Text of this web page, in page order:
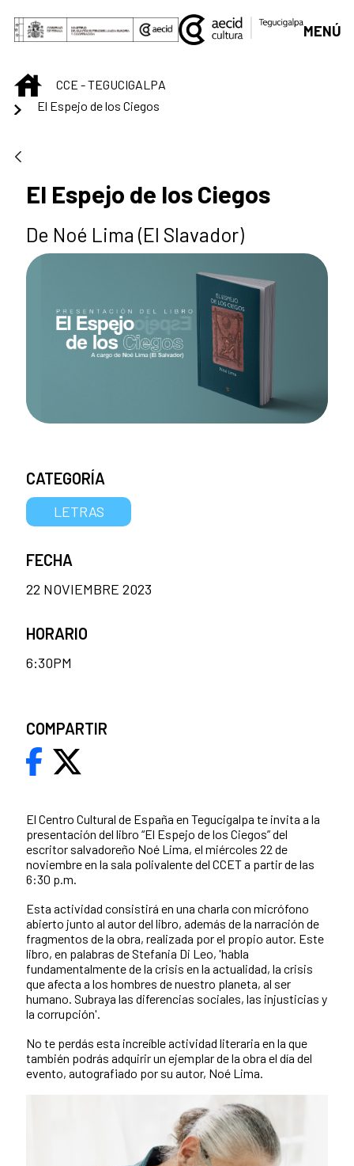
Saltar al contenido principal
MENÚ
INICIOCCE - TEGUCIGALPA
El Espejo de los Ciegos
El Espejo de los Ciegos
De Noé Lima (El Slavador)
El Centro Cultural de España en Tegucigalpa te invita a la
presentación del libro “El Espejo de los Ciegos” del
escritor salvadoreño Noé Lima, el miércoles 22 de
noviembre en la sala polivalente del CCET a partir de las
6:30 p.m.
Esta actividad consistirá en una charla con micrófono
abierto junto al autor del libro, además de la narración de
fragmentos de la obra, realizada por el propio autor. Este
libro, en palabras de Stefania Di Leo, 'habla
fundamentalmente de la crisis en la actualidad, la crisis
que afecta a los hombres de nuestro planeta, al ser
humano. Subraya las diferencias sociales, las injusticias y
la corrupción'.
No te perdás esta increíble actividad literaria en la que
también podrás adquirir un ejemplar de la obra el día del
evento, autografiado por su autor, Noé Lima.
CATEGORÍA
LETRAS
FECHA
22 NOVIEMBRE 2023
HORARIO
6:30PM
COMPARTIR